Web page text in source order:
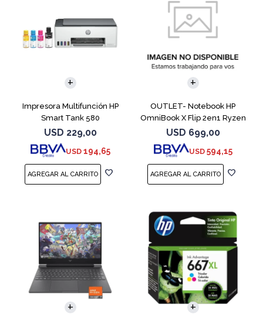
Impresora Multifunción HP
Smart Tank 580
USD 229,00
USD 194,65
OUTLET- Notebook HP
OmniBook X Flip 2en1 Ryzen
5 512GB 8GB
USD 699,00
USD 594,15
COMPARAR
COMPARAR